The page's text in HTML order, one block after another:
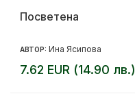
Посветена
АВТОР: Ина Ясипова
7.62 EUR (14.90 лв.)